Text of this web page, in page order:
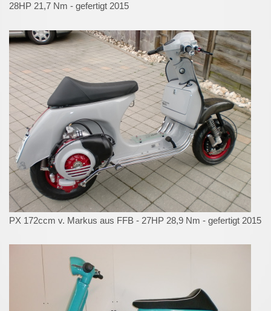
28HP 21,7 Nm - gefertigt 2015
PX 172ccm v. Markus aus FFB - 27HP 28,9 Nm - gefertigt 2015